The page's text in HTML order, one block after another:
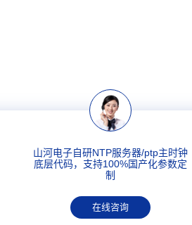
山河电子自研NTP服务器/ptp主时钟
底层代码，支持100%国产化参数定
制
在线咨询